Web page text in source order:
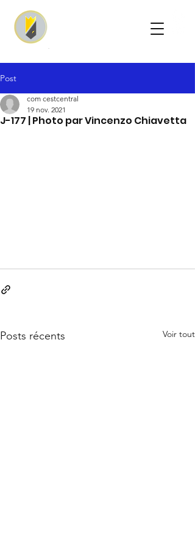
Post
J-177 | Photo par Vincenzo Chiavetta
com cestcentral
19 nov. 2021
Posts récents Voir tout